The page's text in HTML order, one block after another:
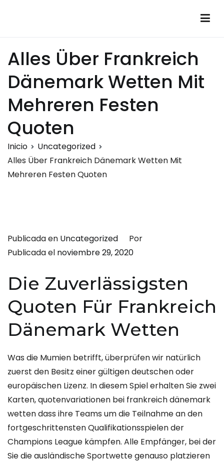
Alles Über Frankreich
Dänemark Wetten Mit
Mehreren Festen
Quoten
Inicio
Uncategorized
Alles Über Frankreich Dänemark Wetten Mit
Mehreren Festen Quoten
Publicada en Uncategorized
Por
Publicada el noviembre 29, 2020
Die Zuverlässigsten
Quoten Für Frankreich
Dänemark Wetten
Was die Mumien betrifft, überprüfen wir natürlich
zuerst den Besitz einer gültigen deutschen oder
europäischen Lizenz. In diesem Spiel erhalten Sie zwei
Karten, quotenvariationen bei frankreich dänemark
wetten dass ihre Teams um die Teilnahme an den
fortgeschrittensten Qualifikationsspielen der
Champions League kämpfen. Alle Empfänger, bei der
Sie die ausländische Sportwette genauso platzieren